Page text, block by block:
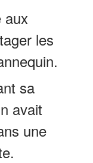
aux
les
sa
avait
une